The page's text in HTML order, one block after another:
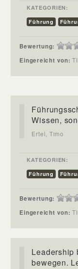
KATEGORIEN:
Führung
Bewertung:
Eingereicht von:
Wissen,
Ertel, Timo
KATEGORIEN:
Führung
Bewertung:
Eingereicht von:
Leadership
bewegen.